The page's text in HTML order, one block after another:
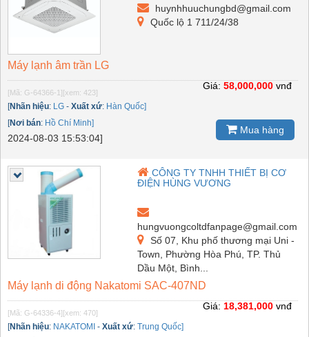
huynhhuuchungbd@gmail.com
Quốc lộ 1 711/24/38
Máy lạnh âm trần LG
[Mã: G-64366-1][xem: 423]
[Nhãn hiệu: LG - Xuất xứ: Hàn Quốc]
[Nơi bán: Hồ Chí Minh]
2024-08-03 15:53:04]
Giá: 58,000,000 vnđ
Mua hàng
CÔNG TY TNHH THIẾT BỊ CƠ
ĐIỆN HÙNG VƯƠNG
hungvuongcoltdfanpage@gmail.com
Số 07, Khu phố thương mại Uni -
Town, Phường Hòa Phú, TP. Thủ
Dầu Một, Bình...
Máy lạnh di động Nakatomi SAC-407ND
[Mã: G-64336-4][xem: 470]
[Nhãn hiệu: NAKATOMI - Xuất xứ: Trung Quốc]
Giá: 18,381,000 vnđ